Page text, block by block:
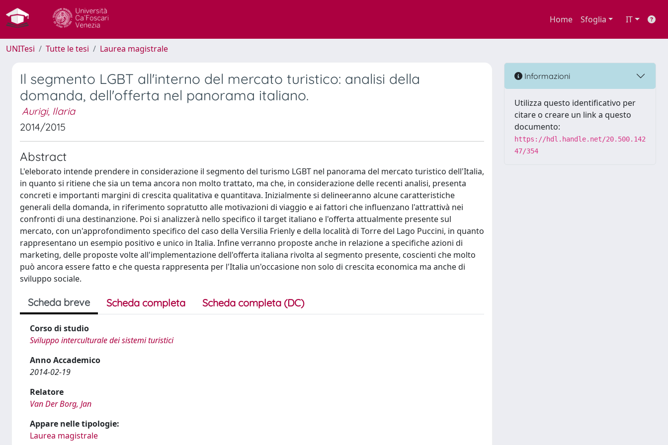
Home Sfoglia IT
UNITesi Tutte le tesi Laurea magistrale
Il segmento LGBT all'interno del mercato turistico: analisi della
domanda, dell'offerta nel panorama italiano.
Aurigi, Ilaria
2014/2015
Abstract
L'eleborato intende prendere in considerazione il segmento del turismo LGBT nel panorama del mercato turistico dell'Italia,
in quanto si ritiene che sia un tema ancora non molto trattato, ma che, in considerazione delle recenti analisi, presenta
concreti e importanti margini di crescita qualitativa e quantitava. Inizialmente si delineeranno alcune caratteristiche
generali della domanda, in riferimento sopratutto alle motivazioni di viaggio e ai fattori che influenzano l'attrattivà nei
confronti di una destinanzione. Poi si analizzerà nello specifico il target italiano e l'offerta attualmente presente sul
mercato, con un'approfondimento specifico del caso della Versilia Frienly e della località di Torre del Lago Puccini, in quanto
rappresentano un esempio positivo e unico in Italia. Infine verranno proposte anche in relazione a specifiche azioni di
marketing, delle proposte volte all'implementazione dell'offerta italiana rivolta al segmento presente, coscienti che molto
può ancora essere fatto e che questa rappresenta per l'Italia un'occasione non solo di crescita economica ma anche di
sviluppo sociale.
Scheda breve Scheda completa Scheda completa (DC)
Corso di studio
Sviluppo interculturale dei sistemi turistici
Anno Accademico
2014-02-19
Relatore
Van Der Borg, Jan
Appare nelle tipologie:
Laurea magistrale
Informazioni
Utilizza questo identificativo per
citare o creare un link a questo
documento:
https://hdl.handle.net/20.500.142
47/354